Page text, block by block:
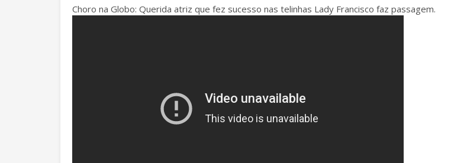
Choro na Globo: Querida atriz que fez sucesso nas telinhas Lady Francisco faz passagem.